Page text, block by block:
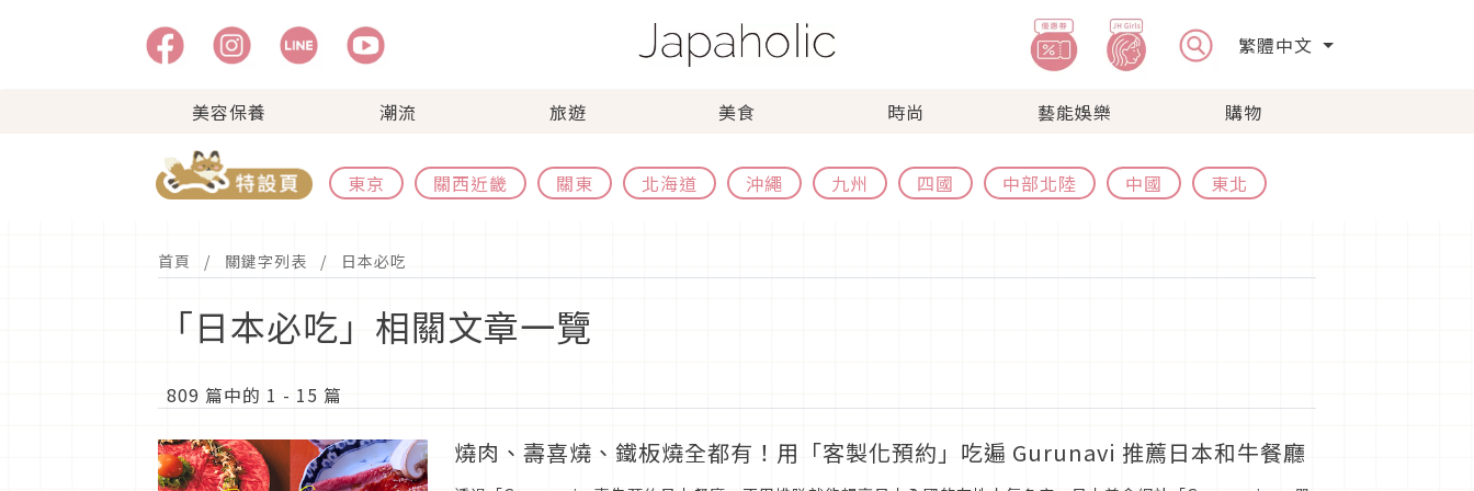
繁體中文
美容保養 潮流 旅遊 美食 時尚 藝能娛樂 購物
東京 關西近畿 關東 北海道 沖繩 九州 四國 中部北陸 中國 東北
首頁 關鍵字列表 日本必吃
「日本必吃」相關文章一覽
809 篇中的 1 - 15 篇
燒肉、壽喜燒、鐵板燒全都有！用「客製化預約」吃遍 Gurunavi 推薦日本和牛餐廳